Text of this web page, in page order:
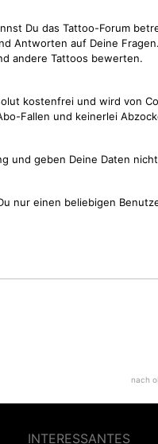
Du das Tattoo-Forum
Antworten auf Deine
andere Tattoos bewerten.
kostenfrei und wird von
Fallen und keinerlei
und geben Deine Daten
nur einen beliebigen
nach
INTERESSANTES